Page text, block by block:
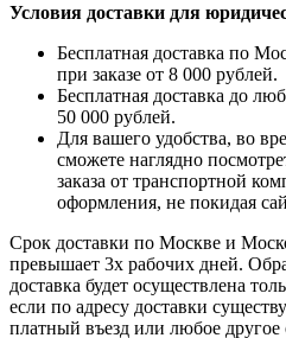
Условия доставки для
Бесплатная доставка по
при заказе от 8 000 рублей.
Бесплатная доставка до
50 000 рублей.
Для вашего удобства, во
сможете наглядно
заказа от транспортной
оформления, не покидая
Срок доставки по Москве и
превышает 3х рабочих дней.
доставка будет осуществлена
если по адресу доставки
платный въезд или любое другое